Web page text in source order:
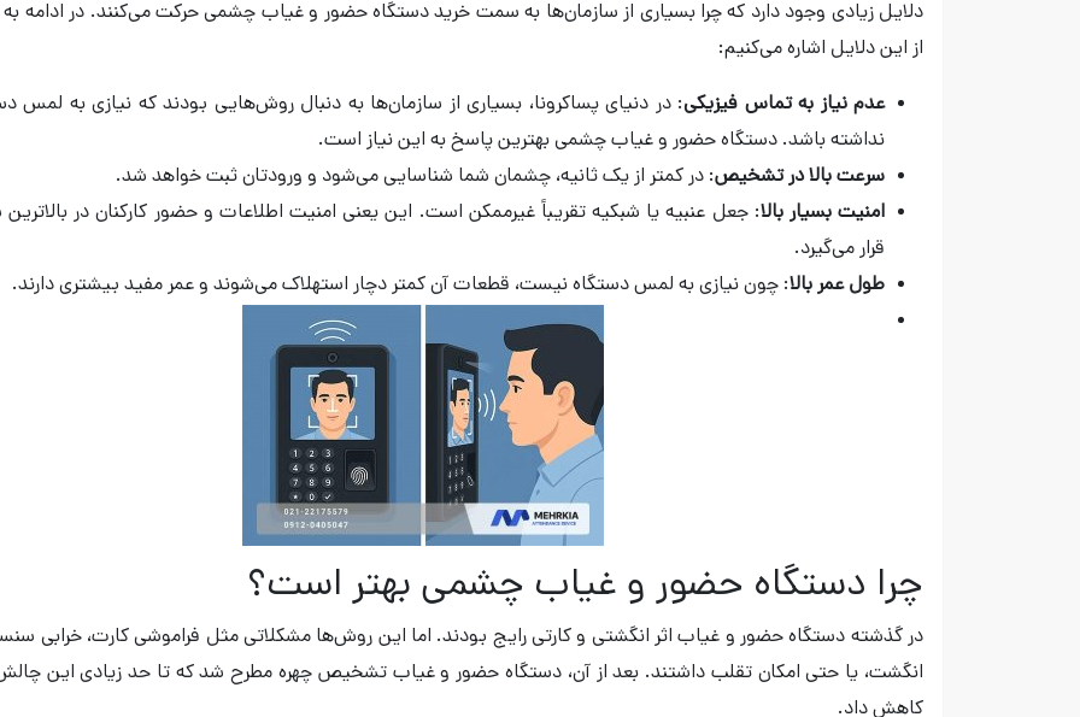
دلایل زیادی وجود دارد که چرا بسیاری از سازمان‌ها به سمت خرید دستگاه حضور و غیاب چشمی حرکت می‌کنند. در ادامه
از این دلایل اشاره می‌کنیم:
عدم نیاز به تماس فیزیکی: در دنیای پساکرونا، بسیاری از سازمان‌ها به دنبال روش‌هایی بودند که نیازی به لمس
نداشته باشد. دستگاه حضور و غیاب چشمی بهترین پاسخ به این نیاز است.
سرعت بالا در تشخیص: در کمتر از یک ثانیه، چشمان شما شناسایی می‌شود و ورودتان ثبت خواهد شد.
امنیت بسیار بالا: جعل عنبیه یا شبکیه تقریباً غیرممکن است. این یعنی امنیت اطلاعات و حضور کارکنان در
قرار می‌گیرد.
طول عمر بالا: چون نیازی به لمس دستگاه نیست، قطعات آن کمتر دچار استهلاک می‌شوند و عمر مفید بیشتری دارند.
چرا دستگاه حضور و غیاب چشمی بهتر است؟
در گذشته دستگاه‌ حضور و غیاب اثر انگشتی و کارتی رایج بودند. اما این روش‌ها مشکلاتی مثل فراموشی کارت، خرابی
انگشت، یا حتی امکان تقلب داشتند. بعد از آن، دستگاه حضور و غیاب تشخیص چهره مطرح شد که تا حد زیادی این
کاهش داد.